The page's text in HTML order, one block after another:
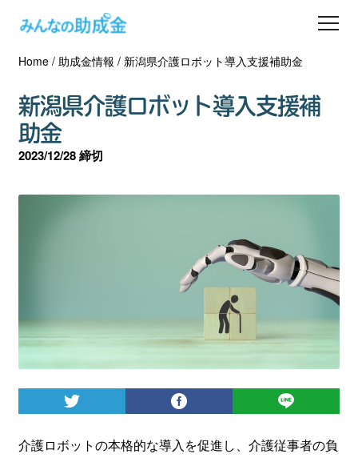
助成金を探す
士業の方へ
助成金コラム
ログイン
Home/ 助成金情報 / 新潟県介護ロボット導入支援補助金
新潟県介護ロボット導入支援補
助金
2023/12/28 締切
介護ロボットの本格的な導入を促進し、介護従事者の負